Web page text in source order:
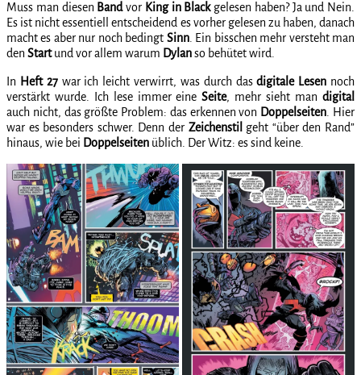
Muss man diesen Bandvor King in Blackgelesen haben? Ja und Nein.
Es ist nicht essentiell entscheidend es vorher gelesen zu haben, danach
macht es aber nur noch bedingt Sinn. Ein bisschen mehr versteht man
den Startund vor allem warum Dylanso behütet wird.
In Heft 27war ich leicht verwirrt, was durch dasdigitale Lesen noch
verstärkt wurde. Ich lese immer eineSeite, mehr sieht mandigital
auch nicht, das größte Problem: das erkennen von Doppelseiten . Hier
war es besonders schwer. Denn der Zeichenstil geht “über den Rand”
hinaus, wie bei Doppelseiten üblich. Der Witz: es sind keine.